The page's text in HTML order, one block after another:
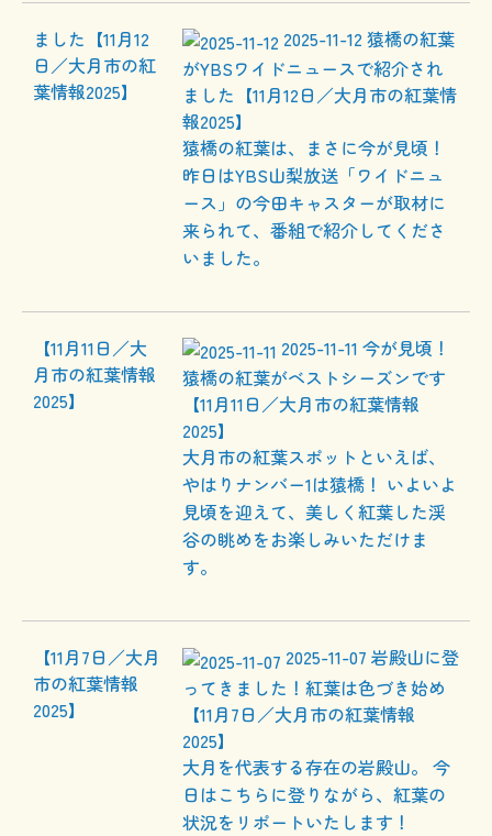
2025-11-12 猿橋の紅葉
がYBSワイドニュースで紹介され
ました【11月12日／大月市の紅葉情
報2025】
猿橋の紅葉は、まさに今が見頃！
昨日はYBS山梨放送「ワイドニュ
ース」の今田キャスターが取材に
来られて、番組で紹介してくださ
いました。
2025-11-11 今が見頃！
猿橋の紅葉がベストシーズンです
【11月11日／大月市の紅葉情報
2025】
大月市の紅葉スポットといえば、
やはりナンバー1は猿橋！ いよいよ
見頃を迎えて、美しく紅葉した渓
谷の眺めをお楽しみいただけま
す。
2025-11-07 岩殿山に登
ってきました！紅葉は色づき始め
【11月7日／大月市の紅葉情報
2025】
大月を代表する存在の岩殿山。 今
日はこちらに登りながら、紅葉の
状況をリポートいたします！